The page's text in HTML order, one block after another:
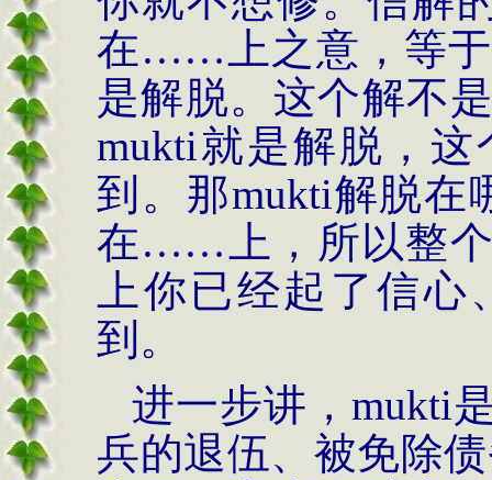
在……上之意，等于
是解脱。这个解不
mukti就是解脱，这
到。那mukti解脱在
在……上，所以整个
上你已经起了信
到。
进一步讲， mukti
兵的退伍、被免除